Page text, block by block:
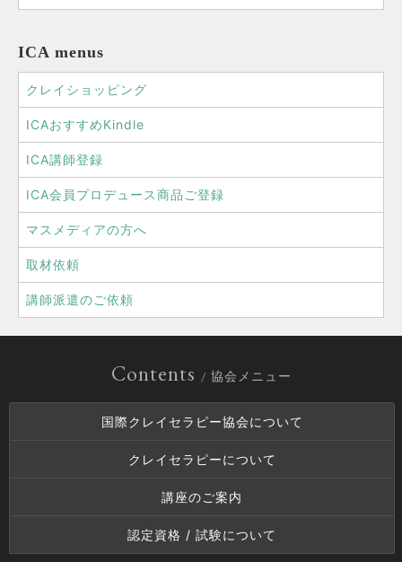
ICA menus
クレイショッピング
ICAおすすめKindle
ICA講師登録
ICA会員プロデュース商品ご登録
マスメディアの方へ
取材依頼
講師派遣のご依頼
Contents / 協会メニュー
国際クレイセラピー協会について
クレイセラピーについて
講座のご案内
認定資格 / 試験について